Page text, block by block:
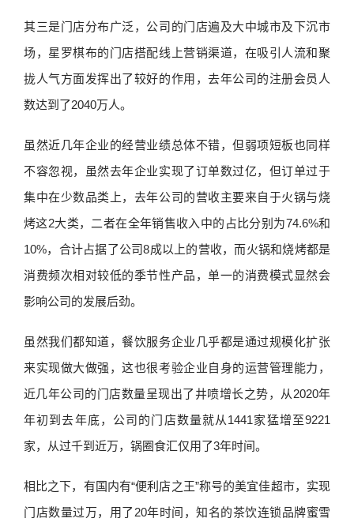
其三是门店分布广泛，公司的门店遍及大中城市及下沉市
场，星罗棋布的门店搭配线上营销渠道，在吸引人流和聚
拢人气方面发挥出了较好的作用，去年公司的注册会员人
数达到了2040万人。
虽然近几年企业的经营业绩总体不错，但弱项短板也同样
不容忽视，虽然去年企业实现了订单数过亿，但订单过于
集中在少数品类上，去年公司的营收主要来自于火锅与烧
烤这2大类，二者在全年销售收入中的占比分别为74.6%和
10%，合计占据了公司8成以上的营收，而火锅和烧烤都是
消费频次相对较低的季节性产品，单一的消费模式显然会
影响公司的发展后劲。
虽然我们都知道，餐饮服务企业几乎都是通过规模化扩张
来实现做大做强，这也很考验企业自身的运营管理能力，
近几年公司的门店数量呈现出了井喷增长之势，从2020年
年初到去年底，公司的门店数量就从1441家猛增至9221
家，从过千到近万，锅圈食汇仅用了3年时间。
相比之下，有国内有“便利店之王”称号的美宜佳超市，实现
门店数量过万，用了20年时间，知名的茶饮连锁品牌蜜雪